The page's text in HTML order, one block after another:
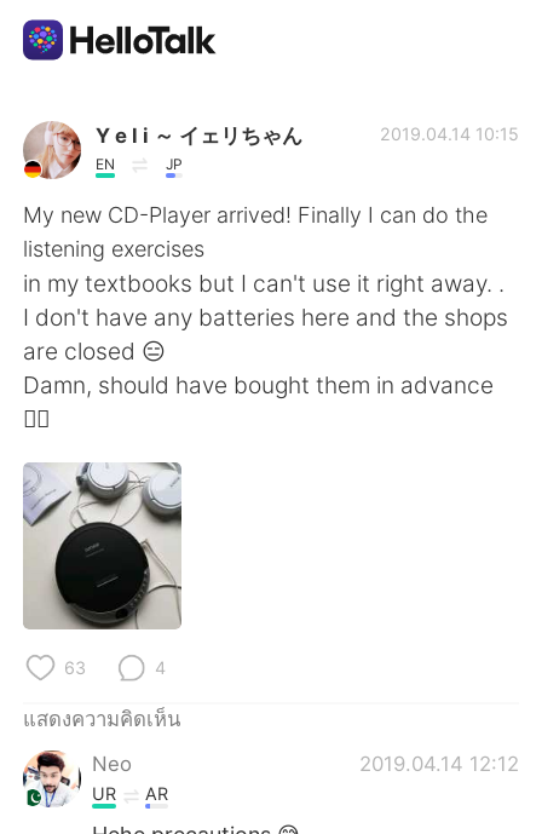
แอปแลกเปลี่ยนทางภาษา
AI Grammar Checker
ไทย
English
العربية
Deutsch
한국어
Indonesia
Türkçe
Português
Y e l i ～ イェリちゃん
EN JP
2019.04.14 10:15
My new CD-Player arrived! Finally I can do the
listening exercises
in my textbooks but I can't use it right away. .
I don't have any batteries here and the shops
are closed 😑
Damn, should have bought them in advance
🤦‍♀️
63 4
แสดงความคิดเห็น
Neo
2019.04.14 12:12
UR AR